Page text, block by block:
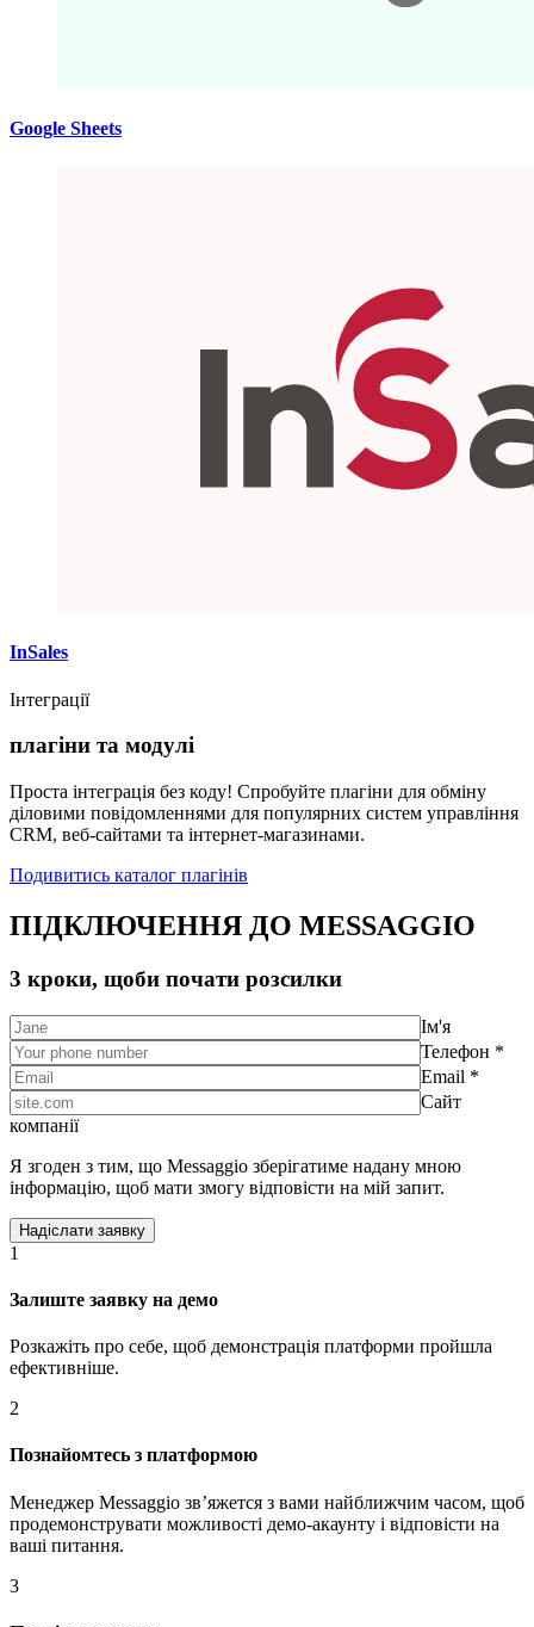
Google Sheets
InSales
Інтеграції
плагіни та модулі
Проста інтеграція без коду! Спробуйте плагіни для обміну
діловими повідомленнями для популярних систем управління
CRM, веб-сайтами та інтернет-магазинами.
Подивитись каталог плагінів
ПІДКЛЮЧЕННЯ ДО MESSAGGIO
3 кроки, щоби почати розсилки
Ім'я
Телефон *
Email *
Сайт
компанії
Я згоден з тим, що Messaggio зберігатиме надану мною
інформацію, щоб мати змогу відповісти на мій запит.
1
Залиште заявку на демо
Розкажіть про себе, щоб демонстрація платформи пройшла
ефективніше.
2
Познайомтесь з платформою
Менеджер Messaggio звʼяжется з вами найближчим часом, щоб
продемонструвати можливості демо-акаунту і відповісти на
ваші питання.
3